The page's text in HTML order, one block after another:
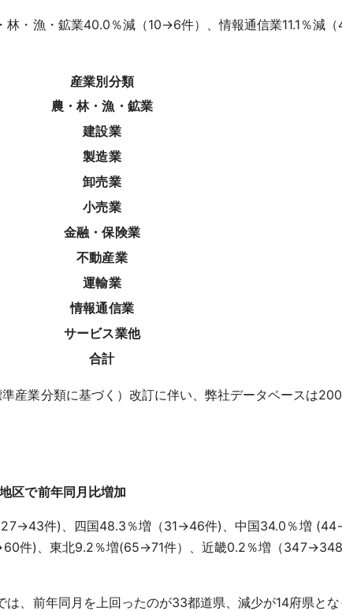
林・漁・鉱業40.0％減（10→6件）、情報通信業11.1％減
産業別分類
農・林・漁・鉱業
建設業
製造業
卸売業
小売業
金融・保険業
不動産業
運輸業
情報通信業
サービス業他
合計
産業分類に基づく）改訂に伴い、弊社データベースは
区で前年同月比増加
件)、四国48.3％増（31→46件)、中国34.0％増
件)、東北9.2％増(65→71件）、近畿0.2％増（
は、前年同月を上回ったのが33都道県、減少が14府県とな